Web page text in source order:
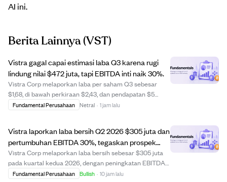
AI ini.
Berita Lainnya(VST)
Vistra gagal capai estimasi laba Q3 karena rugi
lindung nilai $472 juta, tapi EBITDA inti naik 30%.
Vistra Corp melaporkan laba per saham Q3 sebesar
$1,68, di bawah perkiraan $2,43, dan pendapatan $5
miliar, lebih rendah dari perkiraan $5,46 miliar.
Fundamental Perusahaan Netral · 1 jam lalu
Vistra laporkan laba bersih Q2 2026 $305 juta dan
pertumbuhan EBITDA 30%, tegaskan prospek
kuat 2026.
Vistra Corp melaporkan laba bersih sebesar $305 juta
pada kuartal kedua 2026, dengan peningkatan EBITDA
operasi berkelanjutan sebesar 30% menjadi $1,767 miliar
Fundamental Perusahaan Bullish · 10 jam lalu